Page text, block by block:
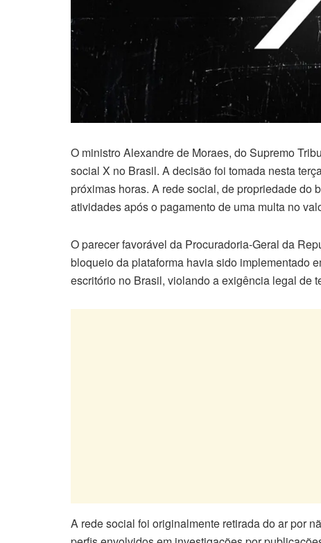
O ministro Alexandre de Moraes, do Supremo
social X no Brasil. A decisão foi tomada nesta
próximas horas. A rede social, de propriedade do
atividades após o pagamento de uma multa no
O parecer favorável da Procuradoria-Geral da
bloqueio da plataforma havia sido implementado
escritório no Brasil, violando a exigência legal de
A rede social foi originalmente retirada do ar por